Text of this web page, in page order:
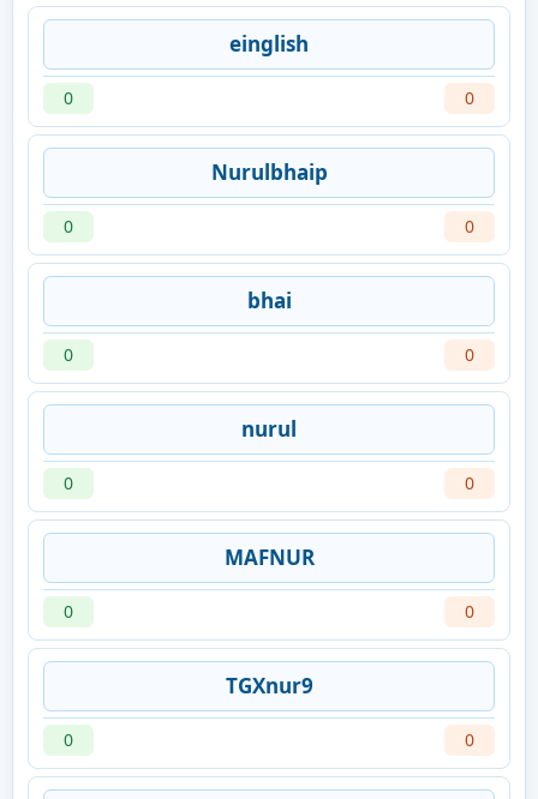
einglish
0 0
Nurulbhaip
0 0
bhai
0 0
nurul
0 0
MAFNUR
0 0
TGXnur9
0 0